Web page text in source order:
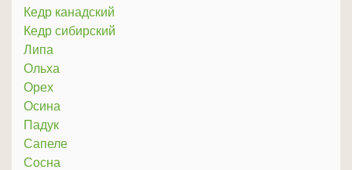
Кедр канадский
Кедр сибирский
Липа
Ольха
Орех
Осина
Падук
Сапеле
Сосна